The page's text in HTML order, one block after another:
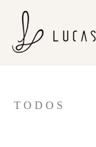
TODOS